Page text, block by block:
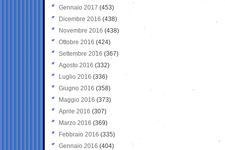
Gennaio 2017 (453)
Dicembre 2016 (438)
Novembre 2016 (438)
Ottobre 2016 (424)
Settembre 2016 (367)
Agosto 2016 (332)
Luglio 2016 (336)
Giugno 2016 (358)
Maggio 2016 (373)
Aprile 2016 (307)
Marzo 2016 (369)
Febbraio 2016 (335)
Gennaio 2016 (404)